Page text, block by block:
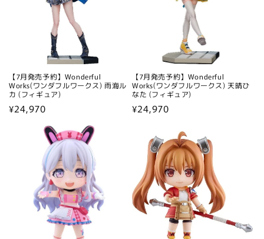
【7月発売予約】Wonderful
Works(ワンダフルワークス) 雨海ル
カ (フィギュア)
通
¥24,970
【7月発売予約】Wonderful
Works(ワンダフルワークス) 天晴ひ
なた (フィギュア)
通
¥24,970